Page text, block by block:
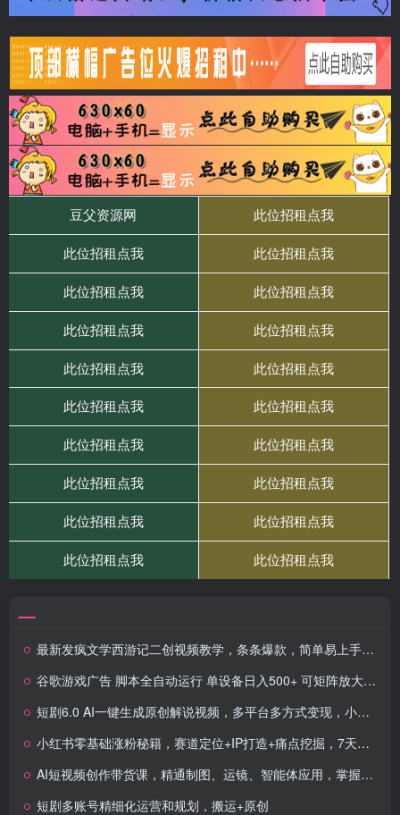
最新发疯文学西游记二创视频教学，条条爆款，简单易上手，20分钟搞定一条爆款视频
谷歌游戏广告 脚本全自动运行 单设备日入500+ 可矩阵放大，设备越多收益越大，新手小白轻松…
短剧6.0 AI一键生成原创解说视频，多平台多方式变现，小白轻松操作，日…
小红书零基础涨粉秘籍，赛道定位+IP打造+痛点挖掘，7天见效 单月涨粉5万+
AI短视频创作带货课，精通制图、运镜、智能体应用，掌握爆款内容创作，月带货收入3万+
短剧多账号精细化运营和规划，搬运+原创